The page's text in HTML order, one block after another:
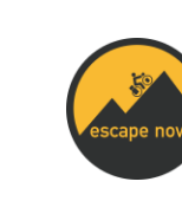
springen